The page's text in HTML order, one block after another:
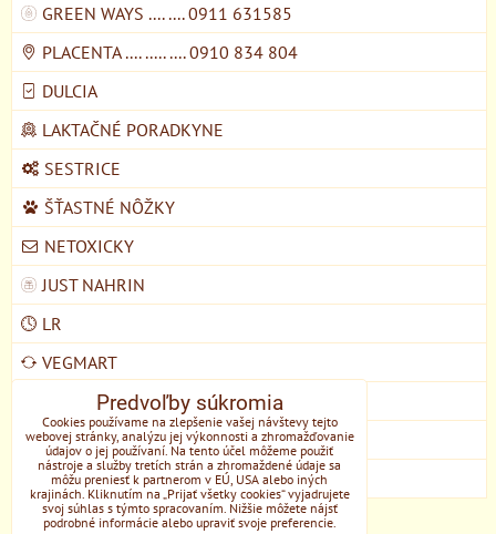
GREEN WAYS .... .... 0911 631585
PLACENTA .... ..... .... 0910 834 804
DULCIA
LAKTAČNÉ PORADKYNE
SESTRICE
ŠŤASTNÉ NÔŽKY
NETOXICKY
JUST NAHRIN
LR
VEGMART
MYCOMEDICA
DOMŠKOLA ŽIVOZEM STUPAVA
EONE
Predvoľby súkromia
Cookies používame na zlepšenie vašej návštevy tejto
webovej stránky, analýzu jej výkonnosti a zhromažďovanie
údajov o jej používaní. Na tento účel môžeme použiť
nástroje a služby tretích strán a zhromaždené údaje sa
môžu preniesť k partnerom v EÚ, USA alebo iných
krajinách. Kliknutím na „Prijať všetky cookies“ vyjadrujete
svoj súhlas s týmto spracovaním. Nižšie môžete nájsť
podrobné informácie alebo upraviť svoje preferencie.